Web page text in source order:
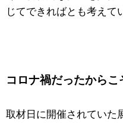
じてできればとも考えて
コロナ禍だったからこ
取材日に開催されていた